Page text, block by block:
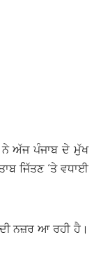
ਨੇ ਅੱਜ ਪੰਜਾਬ ਦੇ ਮੁੱਖ
ਜਿੱਤਣ ‘ਤੇ ਵਧਾਈ
ਨਜ਼ਰ ਆ ਰਹੀ ਹੈ।